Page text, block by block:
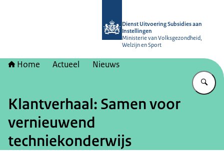
Dienst Uitvoering Subsidies aan
Instellingen
Ministerie van Volksgezondheid,
Welzijn en Sport
Home Actueel Nieuws
Klantverhaal: Samen voor
vernieuwend
techniekonderwijs